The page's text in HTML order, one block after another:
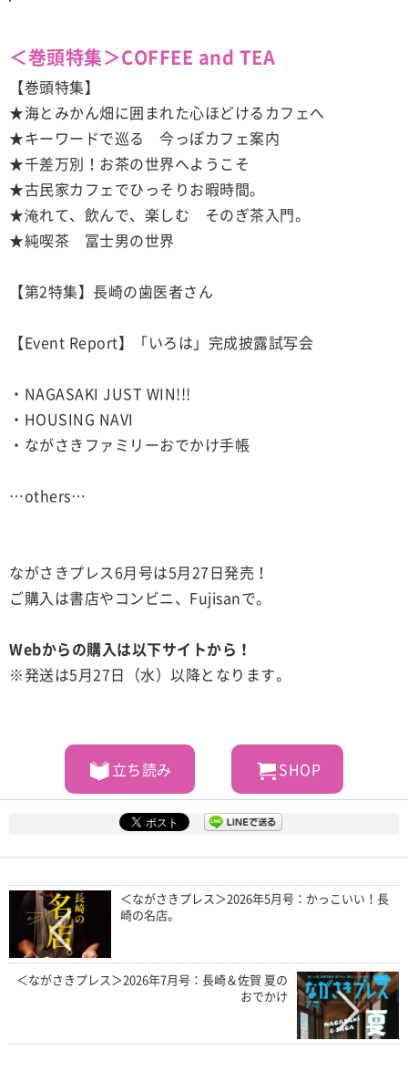
＜巻頭特集＞COFFEE and TEA
【巻頭特集】
★海とみかん畑に囲まれた心ほどけるカフェへ
★キーワードで巡る 今っぽカフェ案内
★千差万別！お茶の世界へようこそ
★古民家カフェでひっそりお暇時間。
★淹れて、飲んで、楽しむ そのぎ茶入門。
★純喫茶 冨士男の世界
【第2特集】長崎の歯医者さん
【Event Report】「いろは」完成披露試写会
・NAGASAKI JUST WIN!!!
・HOUSING NAVI
・ながさきファミリーおでかけ手帳
…others…
ながさきプレス6月号は5月27日発売！
ご購入は書店やコンビニ、Fujisanで。
Webからの購入は以下サイトから！
※発送は5月27日（水）以降となります。
立ち読み SHOP
＜ながさきプレス＞2026年5月号：かっこいい！長
崎の名店。
＜ながさきプレス＞2026年7月号：長崎＆佐賀 夏の
おでかけ